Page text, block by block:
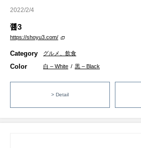
2022/2/4
醤3
https://shoyu3.com/
Category グルメ、飲食
Color 白 – White / 黒 – Black
> Detail